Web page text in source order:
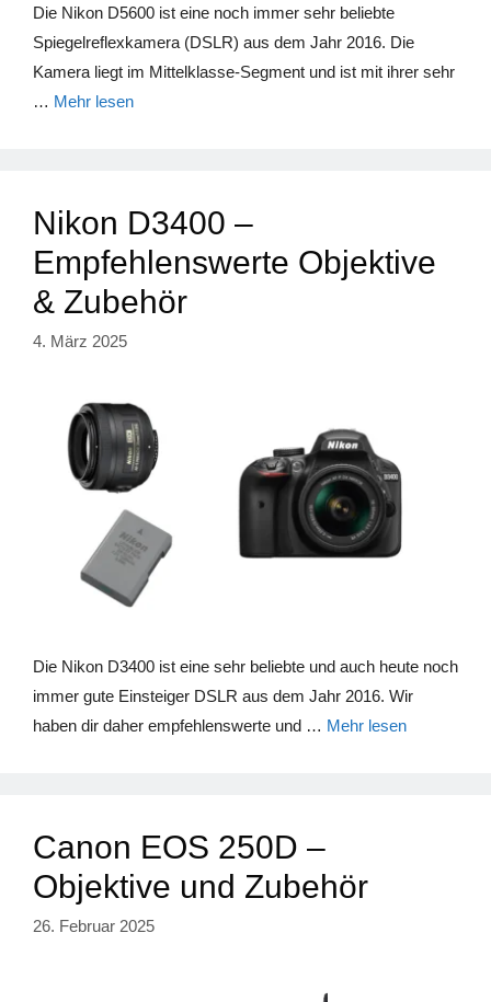
Die Nikon D5600 ist eine noch immer sehr beliebte
Spiegelreflexkamera (DSLR) aus dem Jahr 2016. Die
Kamera liegt im Mittelklasse-Segment und ist mit ihrer sehr
… Mehr lesen
Nikon D3400 –
Empfehlenswerte Objektive
& Zubehör
4. März 2025
Die Nikon D3400 ist eine sehr beliebte und auch heute noch
immer gute Einsteiger DSLR aus dem Jahr 2016. Wir
haben dir daher empfehlenswerte und … Mehr lesen
Canon EOS 250D –
Objektive und Zubehör
26. Februar 2025